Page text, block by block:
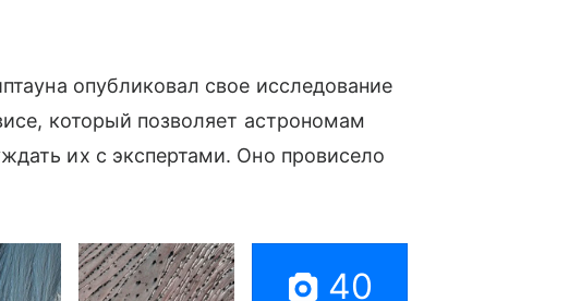
опубликовал свое исследование
который позволяет астрономам
их с экспертами. Оно провисело
40